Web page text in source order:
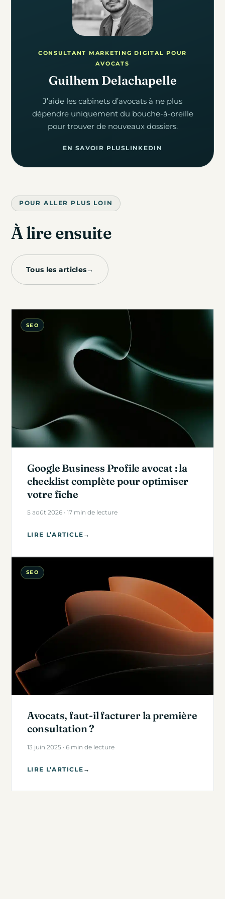
CONSULTANT MARKETING DIGITAL POUR
AVOCATS
Guilhem Delachapelle
J’aide les cabinets d’avocats à ne plus
dépendre uniquement du bouche-à-oreille
pour trouver de nouveaux dossiers.
EN SAVOIR PLUSLINKEDIN
POUR ALLER PLUS LOIN
Àlireensuite
Tous les articles→
SEO
Google Business Profile avocat : la
checklist complète pour optimiser
votre fiche
5 août 2026 · 17 min de lecture
LIRE L’ARTICLE →
SEO
Avocats, faut-il facturer la première
consultation ?
13 juin 2025 · 6 min de lecture
LIRE L’ARTICLE →